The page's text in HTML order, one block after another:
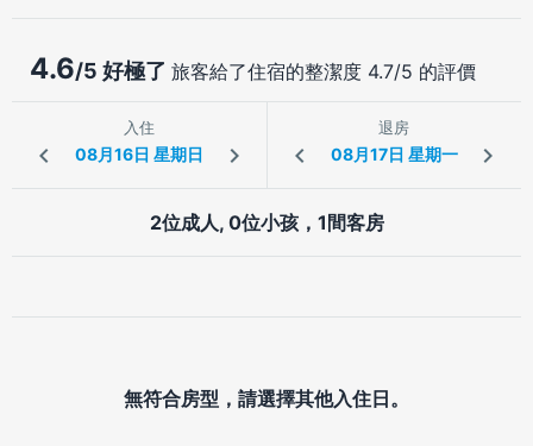
4.6/5 好極了 旅客給了住宿的整潔度 4.7/5 的評價
入住 退房
2位成人, 0位小孩，1間客房
無符合房型，請選擇其他入住日。